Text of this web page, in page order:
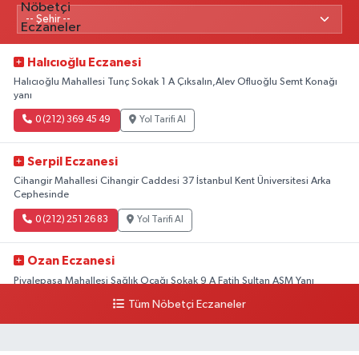
Halıcıoğlu Eczanesi
Halıcıoğlu Mahallesi Tunç Sokak 1 A Çıksalın,Alev Ofluoğlu Semt Konağı
yanı
0 (212) 369 45 49 Yol Tarifi Al
Serpil Eczanesi
Cihangir Mahallesi Cihangir Caddesi 37 İstanbul Kent Üniversitesi Arka
Cephesinde
0 (212) 251 26 83 Yol Tarifi Al
Ozan Eczanesi
Piyalepaşa Mahallesi Sağlık Ocağı Sokak 9 A Fatih Sultan ASM Yanı
Yol Tarifi Al
Tüm Nöbetçi Eczaneler